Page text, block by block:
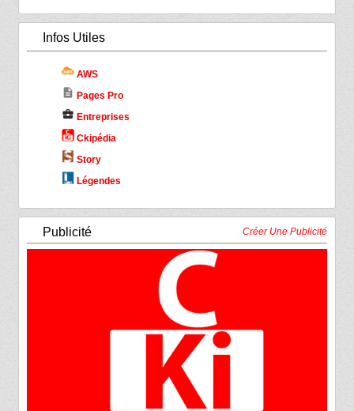
Infos Utiles
AWS
description Pages Pro
business_center Entreprises
Ckipédia
Story
Légendes
Publicité Créer Une Publicité